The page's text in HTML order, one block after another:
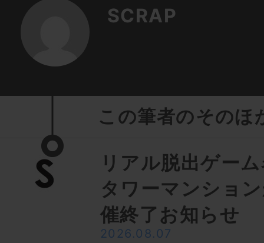
SCRAP
この筆者のそのほ
リアル脱出ゲー
タワーマンショ
催終了お知らせ
2026.08.07